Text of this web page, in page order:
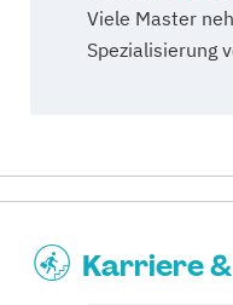
Viele Master
Spezialisierung
Karriere